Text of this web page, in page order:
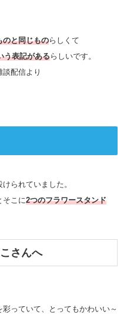
のと同じものらしくて
う表記があるらしいです。
配信より
けられていました。
そこに2つのフラワースタンド
さんへ
彩っていて、とってもかわいい～